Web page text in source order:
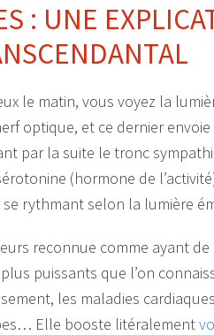
: UNE
le matin, vous voyez la
optique, et ce dernier
par la suite le tronc
(hormone de
rythmant selon la lumière
reconnue comme ayant
puissants que l’on
les maladies
Elle booste litéralement